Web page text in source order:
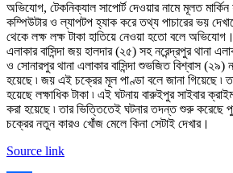
অভিযোগ, টেকনিক্যাল সাপোর্ট দেওয়ার নামে মূলত মার্কিন
কম্পিউটার ও ল্যাপটপ হ্যাক করে তথ্য পাচারের ভয়
থেকে লক্ষ লক্ষ টাকা হাতিয়ে নেওয়া হতো বলে
এলাকার বাসিন্দা জয় হালদার (২৫) সহ নরেন্দ্রপুর থানা
ও সোনারপুর থানা এলাকার বাসিন্দা শুভজিত বিশ্বাস
হয়েছে ৷ জয় এই চক্রের মূল পাণ্ডা বলে জানা গিয়েছে ৷
হয়েছে লক্ষাধিক টাকা ৷ এই ঘটনায় বারুইপুর সাইবার
করা হয়েছে ৷ তার ভিত্তিতেই ঘটনার তদন্ত শুরু করেছে
চক্রের নতুন কারও খোঁজ মেলে কিনা সেটাই দেখার।
Source link